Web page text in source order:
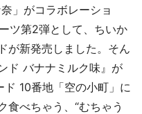
」がコラボレーショ
ツ第2弾として、ちいか
が新発売しました。そん
ド バナナミルク味』が
10番地「空の小町」に
食べちゃう、“むちゃう